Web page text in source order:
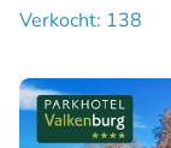
Verkocht: 138